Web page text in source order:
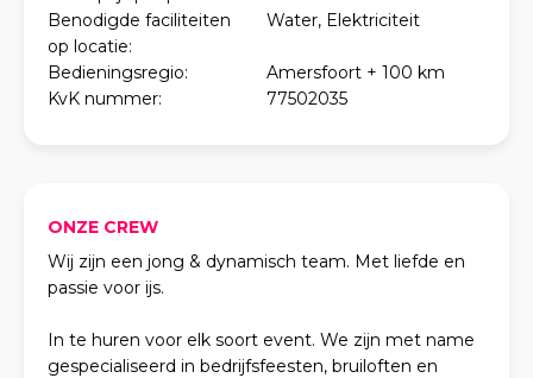
Benodigde faciliteiten
op locatie:
Water, Elektriciteit
Bedieningsregio:
Amersfoort + 100 km
KvK nummer:
77502035
ONZE CREW
Wij zijn een jong & dynamisch team. Met liefde en
passie voor ijs.
In te huren voor elk soort event. We zijn met name
gespecialiseerd in bedrijfsfeesten, bruiloften en